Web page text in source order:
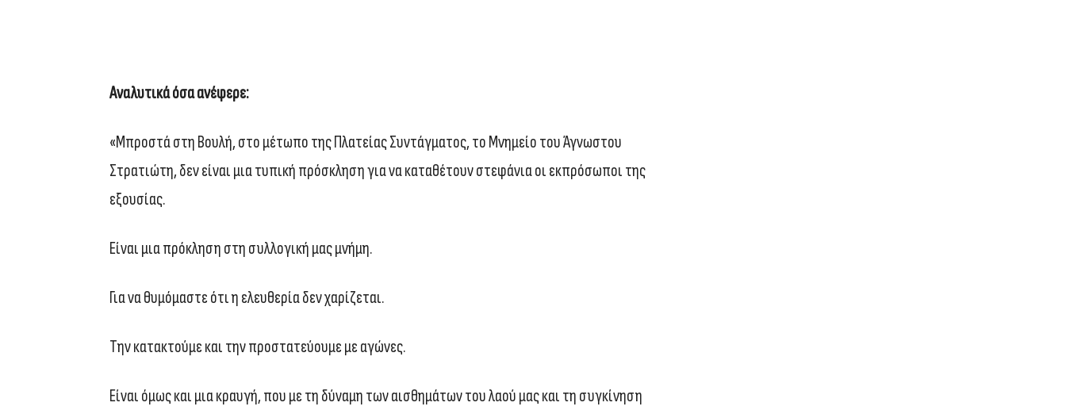
Αναλυτικά όσα ανέφερε:
«Μπροστά στη Βουλή, στο μέτωπο της Πλατείας Συντάγματος, το Μνημείο του Άγνωστου
Στρατιώτη, δεν είναι μια τυπική πρόσκληση για να καταθέτουν στεφάνια οι εκπρόσωποι της
εξουσίας.
Είναι μια πρόκληση στη συλλογική μας μνήμη.
Για να θυμόμαστε ότι η ελευθερία δεν χαρίζεται.
Την κατακτούμε και την προστατεύουμε με αγώνες.
Είναι όμως και μια κραυγή, που με τη δύναμη των αισθημάτων του λαού μας και τη συγκίνηση